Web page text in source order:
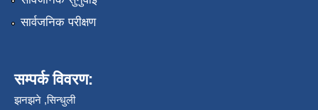
सार्वजनिक परीक्षण
सम्पर्क विवरण:
झनझने ,सिन्धुली